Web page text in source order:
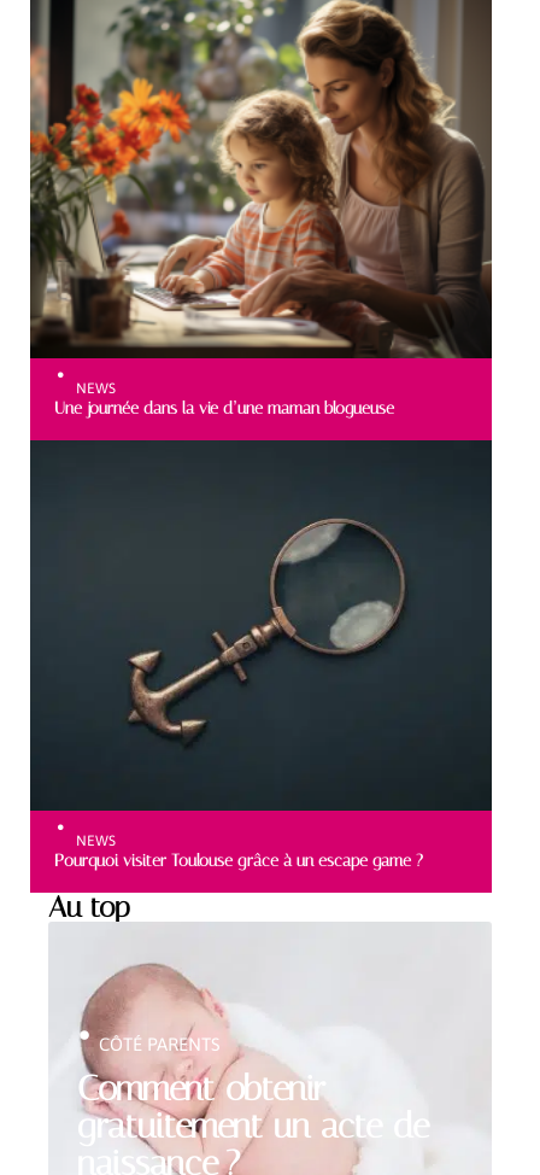
NEWS
Une journée dans la vie d’une maman blogueuse
NEWS
Pourquoi visiter Toulouse grâce à un escape game ?
Au top
Comment obtenir
gratuitement un acte de
naissance ?
CÔTÉ PARENTS